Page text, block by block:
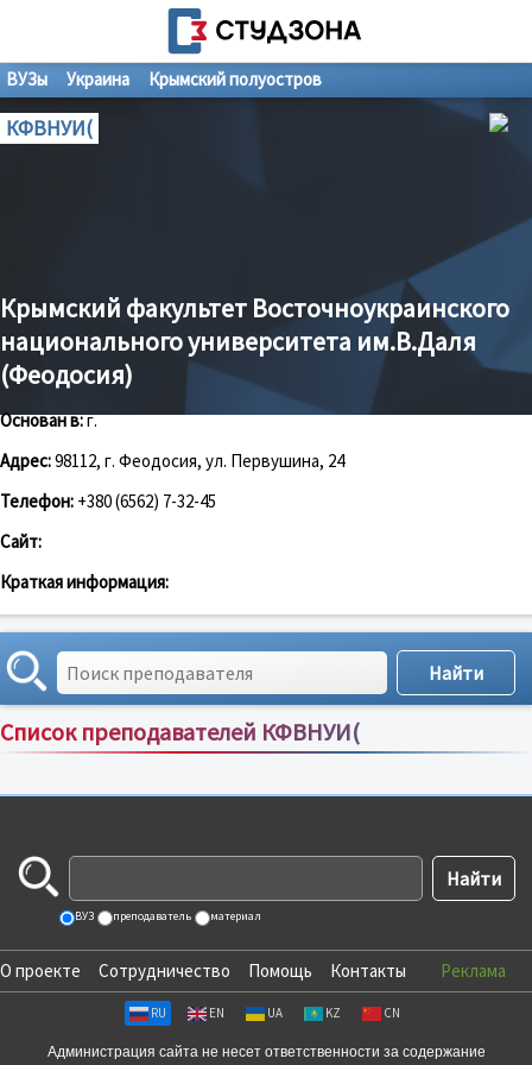
ВУЗы Украина Крымский полуостров
КФВНУИ(
Крымский факультет Восточноукраинского
национального университета им.В.Даля
(Феодосия)
Основан в:г.
Адрес:98112, г. Феодосия, ул. Первушина, 24
Телефон: +380 (6562) 7-32-45
Сайт:
Краткая информация:
Список преподавателей КФВНУИ(
Сортировка по:имени;рейтингу;отзывам
ВУЗ преподаватель материал
О проекте Сотрудничество Помощь Контакты Реклама
RU EN UA KZ CN
Администрация сайта не несет ответственности за содержание